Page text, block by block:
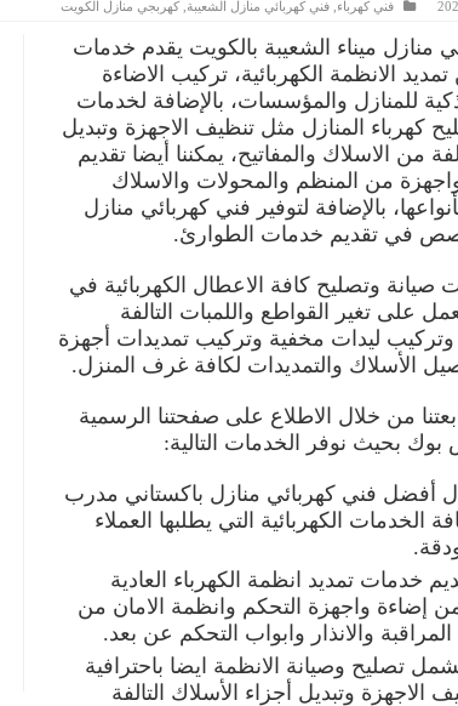
فني كهرباء ,فني كهربائي منازل الشعيبة ,كهربجي منازل الكويت
منازل ميناء الشعيبة بالكويت يقدم خدمات
الانظمة الكهربائية، تركيب الاضاءة
للمنازل والمؤسسات، بالإضافة لخدمات
كهرباء المنازل مثل تنظيف الاجهزة وتبديل
من الاسلاك والمفاتيح، يمكننا أيضا تقديم
من المنظم والمحولات والاسلاك
بالإضافة لتوفير فني كهربائي منازل
في تقديم خدمات الطوارئ.
صيانة وتصليح كافة الاعطال الكهربائية في
على تغير القواطع واللمبات التالفة
وتركيب ليدات مخفية وتركيب تمديدات أجهزة
الأسلاك والتمديدات لكافة غرف المنزل.
من خلال الاطلاع على صفحتنا الرسمية
بحيث نوفر الخدمات التالية:
أفضل فني كهربائي منازل باكستاني مدرب
الخدمات الكهربائية التي يطلبها العملاء
خدمات تمديد انظمة الكهرباء العادية
إضاءة واجهزة التحكم وانظمة الامان من
والانذار وابواب التحكم عن بعد.
تصليح وصيانة الانظمة ايضا باحترافية
الاجهزة وتبديل أجزاء الأسلاك التالفة